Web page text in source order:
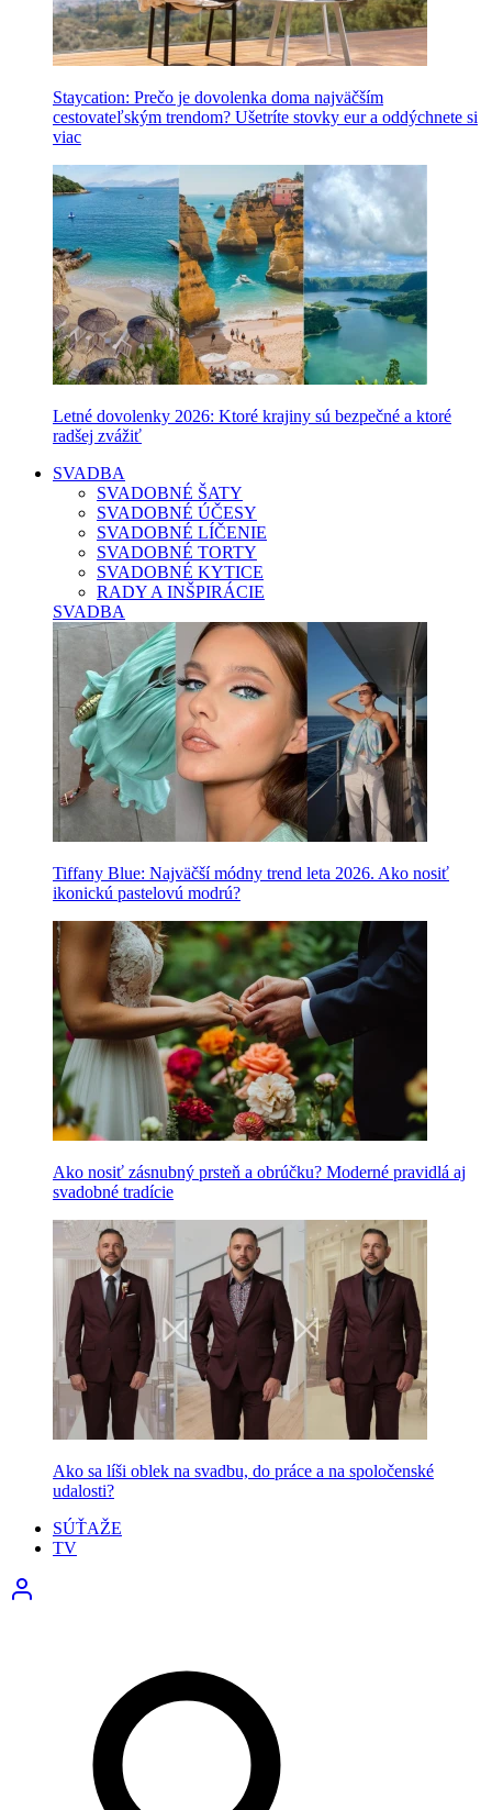
Staycation: Prečo je dovolenka doma najväčším
cestovateľským trendom? Ušetríte stovky eur a oddýchnete si
viac
Letné dovolenky 2026: Ktoré krajiny sú bezpečné a ktoré
radšej zvážiť
SVADBA
SVADOBNÉ ŠATY
SVADOBNÉ ÚČESY
SVADOBNÉ LÍČENIE
SVADOBNÉ TORTY
SVADOBNÉ KYTICE
RADY A INŠPIRÁCIE
SVADBA
Tiffany Blue: Najväčší módny trend leta 2026. Ako nosiť
ikonickú pastelovú modrú?
Ako nosiť zásnubný prsteň a obrúčku? Moderné pravidlá aj
svadobné tradície
Ako sa líši oblek na svadbu, do práce a na spoločenské
udalosti?
SÚŤAŽE
TV